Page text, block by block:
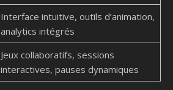
Interface intuitive, outils d’animation,
analytics intégrés
Jeux collaboratifs, sessions
interactives, pauses dynamiques